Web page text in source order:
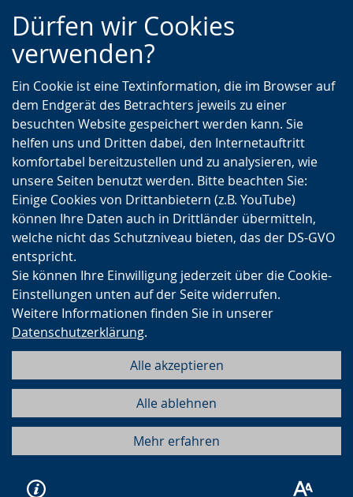
Zur
Hauptnavigation
Zur
Seitennavigation
Zum
Inhalt
Dürfen wir Cookies
verwenden?
Ein Cookie ist eine Textinformation, die im Browser auf
dem Endgerät des Betrachters jeweils zu einer
besuchten Website gespeichert werden kann. Sie
helfen uns und Dritten dabei, den Internetauftritt
komfortabel bereitzustellen und zu analysieren, wie
unsere Seiten benutzt werden. Bitte beachten Sie:
Einige Cookies von Drittanbietern (z.B. YouTube)
können Ihre Daten auch in Drittländer übermitteln,
welche nicht das Schutzniveau bieten, das der DS-GVO
entspricht.
Sie können Ihre Einwilligung jederzeit über die Cookie-
Einstellungen unten auf der Seite widerrufen.
Weitere Informationen finden Sie in unserer
Datenschutzerklärung.
Alle akzeptieren
Alle ablehnen
Mehr erfahren